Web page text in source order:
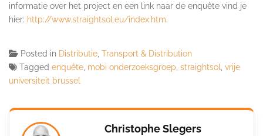
informatie over het project en een link naar de enquête vind je
hier: http://www.straightsol.eu/index.htm.
Posted in Distributie Transport & Distribution
Tagged enquête mobi onderzoeksgroep straightsol
vrije
universiteit brussel
Christophe Slegers